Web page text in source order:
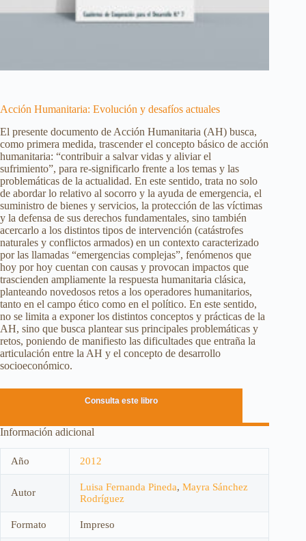
Acción Humanitaria: Evolución y desafíos actuales
El presente documento de Acción Humanitaria (AH) busca,
como primera medida, trascender el concepto básico de acción
humanitaria: “contribuir a salvar vidas y aliviar el
sufrimiento”, para re-significarlo frente a los temas y las
problemáticas de la actualidad. En este sentido, trata no solo
de abordar lo relativo al socorro y la ayuda de emergencia, el
suministro de bienes y servicios, la protección de las víctimas
y la defensa de sus derechos fundamentales, sino también
acercarlo a los distintos tipos de intervención (catástrofes
naturales y conflictos armados) en un contexto caracterizado
por las llamadas “emergencias complejas”, fenómenos que
hoy por hoy cuentan con causas y provocan impactos que
trascienden ampliamente la respuesta humanitaria clásica,
planteando novedosos retos a los operadores humanitarios,
tanto en el campo ético como en el político. En este sentido,
no se limita a exponer los distintos conceptos y prácticas de la
AH, sino que busca plantear sus principales problemáticas y
retos, poniendo de manifiesto las dificultades que entraña la
articulación entre la AH y el concepto de desarrollo
socioeconómico.
Consulta este libro
Información adicional
Año 2012
Autor Luisa Fernanda Pineda, Mayra Sánchez
Rodríguez
Formato Impreso